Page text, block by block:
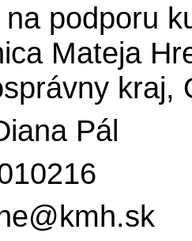
na podporu
Mateja
kraj,
Pál